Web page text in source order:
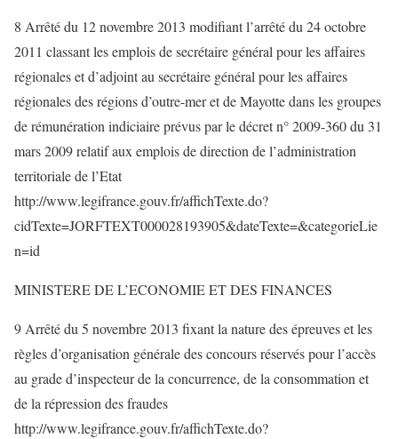
8 Arrêté du 12 novembre 2013 modifiant l’arrêté du 24 octobre
2011 classant les emplois de secrétaire général pour les affaires
régionales et d’adjoint au secrétaire général pour les affaires
régionales des régions d’outre-mer et de Mayotte dans les groupes
de rémunération indiciaire prévus par le décret n° 2009-360 du 31
mars 2009 relatif aux emplois de direction de l’administration
territoriale de l’Etat
http://www.legifrance.gouv.fr/affichTexte.do?
cidTexte=JORFTEXT000028193905&dateTexte=&categorieLie
n=id
MINISTERE DE L’ECONOMIE ET DES FINANCES
9 Arrêté du 5 novembre 2013 fixant la nature des épreuves et les
règles d’organisation générale des concours réservés pour l’accès
au grade d’inspecteur de la concurrence, de la consommation et
de la répression des fraudes
http://www.legifrance.gouv.fr/affichTexte.do?